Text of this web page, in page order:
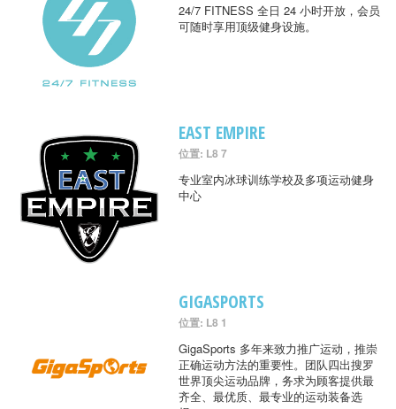
24/7 FITNESS 全日 24 小时开放，会员
可随时享用顶级健身设施。
EAST EMPIRE
位置: L8 7
专业室内冰球训练学校及多项运动健身
中心
GIGASPORTS
位置: L8 1
GigaSports 多年来致力推广运动，推崇
正确运动方法的重要性。团队四出搜罗
世界顶尖运动品牌，务求为顾客提供最
齐全、最优质、最专业的运动装备选